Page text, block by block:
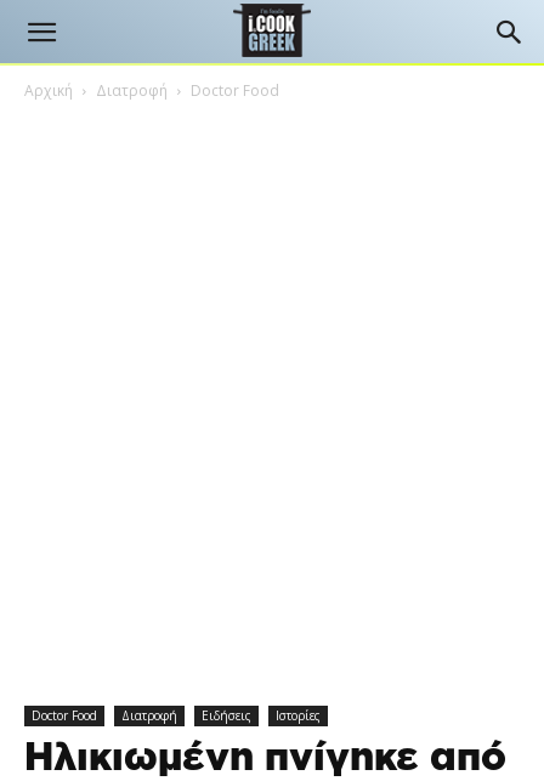
Αρχική Διατροφή Doctor Food
Doctor Food Διατροφή Ειδήσεις Ιστορίες
Ηλικιωμένη πνίγηκε από